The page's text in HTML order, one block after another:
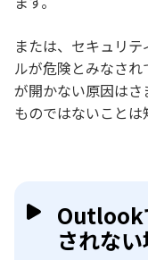
または、セキュリ
ルが危険とみなさ
が開かない原因は
ものではないことは
Outlook
されな